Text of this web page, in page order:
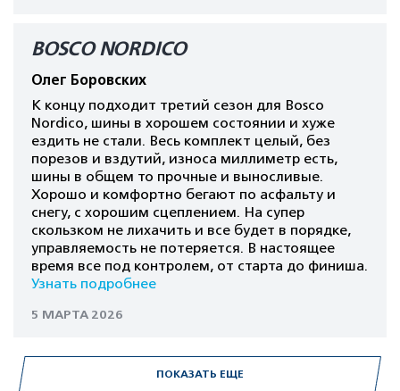
BOSCO NORDICO
Олег Боровских
К концу подходит третий сезон для Bosco
Nordico, шины в хорошем состоянии и хуже
ездить не стали. Весь комплект целый, без
порезов и вздутий, износа миллиметр есть,
шины в общем то прочные и выносливые.
Хорошо и комфортно бегают по асфальту и
снегу, с хорошим сцеплением. На супер
скользком не лихачить и все будет в порядке,
управляемость не потеряется. В настоящее
время все под контролем, от старта до финиша.
Узнать подробнее
5 МАРТА 2026
ПОКАЗАТЬ ЕЩЕ